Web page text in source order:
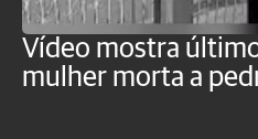
Vídeo mostra
mulher morta a